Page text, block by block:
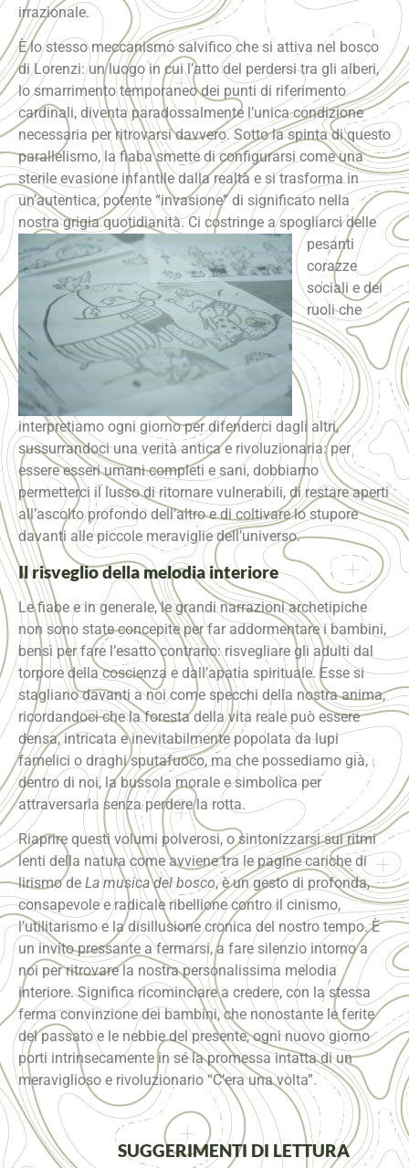
irrazionale.
È lo stesso meccanismo salvifico che si attiva nel bosco
di Lorenzi: un luogo in cui l’atto del perdersi tra gli alberi,
lo smarrimento temporaneo dei punti di riferimento
cardinali, diventa paradossalmente l’unica condizione
necessaria per ritrovarsi davvero. Sotto la spinta di questo
parallelismo, la fiaba smette di configurarsi come una
sterile evasione infantile dalla realtà e si trasforma in
un’autentica, potente “invasione” di significato nella
nostra grigia quotidianità.Ci costringe a spogliarci delle
pesanti
corazze
sociali e dei
ruoli che
interpretiamo ogni giorno per difenderci dagli altri,
sussurrandoci una verità antica e rivoluzionaria: per
essere esseri umani completi e sani, dobbiamo
permetterci il lusso di ritornare vulnerabili, di restare aperti
all’ascolto profondo dell’altro e di coltivare lo stupore
davanti alle piccole meraviglie dell’universo.
Il risveglio della melodia interiore
Le fiabe e in generale, le grandi narrazioni archetipiche
non sono state concepite per far addormentare i bambini,
bensì per fare l’esatto contrario: risvegliare gli adulti dal
torpore della coscienza e dall’apatia spirituale. Esse si
stagliano davanti a noi come specchi della nostra anima,
ricordandoci che la foresta della vita reale può essere
densa, intricata e inevitabilmente popolata da lupi
famelici o draghi sputafuoco, ma che possediamo già,
dentro di noi, la bussola morale e simbolica per
attraversarla senza perdere la rotta.
Riaprire questi volumi polverosi, o sintonizzarsi sui ritmi
lenti della natura come avviene tra le pagine cariche di
lirismo de La musica del bosco, è un gesto di profonda,
consapevole e radicale ribellione contro il cinismo,
l’utilitarismo e la disillusione cronica del nostro tempo. È
un invito pressante a fermarsi, a fare silenzio intorno a
noi per ritrovare la nostra personalissima melodia
interiore. Significa ricominciare a credere, con la stessa
ferma convinzione dei bambini, che nonostante le ferite
del passato e le nebbie del presente, ogni nuovo giorno
porti intrinsecamente in sé la promessa intatta di un
meraviglioso e rivoluzionario “C’era una volta”.
SUGGERIMENTI DI LETTURA